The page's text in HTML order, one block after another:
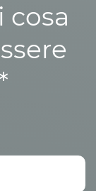
cosa